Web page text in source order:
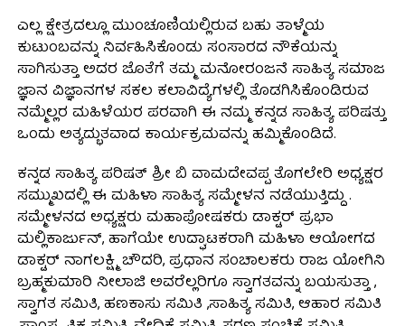
ಎಲ್ಲ ಕ್ಷೇತ್ರದಲ್ಲೂ ಮುಂಚೂಣಿಯಲ್ಲಿರುವ ಬಹು ತಾಳ್ಮೆಯ
ಕುಟುಂಬವನ್ನು ನಿರ್ವಹಿಸಿಕೊಂಡು ಸಂಸಾರದ ನೌಕೆಯನ್ನು
ಸಾಗಿಸುತ್ತಾ ಅದರ ಜೊತೆಗೆ ತಮ್ಮ ಮನೋರಂಜನೆ ಸಾಹಿತ್ಯ ಸಮಾಜ
ಜ್ಞಾನ ವಿಜ್ಞಾನಗಳ ಸಕಲ ಕಲಾವಿದ್ಯೆಗಳಲ್ಲಿ ತೊಡಗಿಸಿಕೊಂಡಿರುವ
ನಮ್ಮೆಲ್ಲರ ಮಹಿಳೆಯರ ಪರವಾಗಿ ಈ ನಮ್ಮ ಕನ್ನಡ ಸಾಹಿತ್ಯ ಪರಿಷತ್ತು
ಒಂದು ಅತ್ಯದ್ಭುತವಾದ ಕಾರ್ಯಕ್ರಮವನ್ನು ಹಮ್ಮಿಕೊಂಡಿದೆ.
ಕನ್ನಡ ಸಾಹಿತ್ಯ ಪರಿಷತ್ ಶ್ರೀ ಬಿ ವಾಮದೇವಪ್ಪ ತೊಗಲೇರಿ ಅಧ್ಯಕ್ಷರ
ಸಮ್ಮುಖದಲ್ಲಿ ಈ ಮಹಿಳಾ ಸಾಹಿತ್ಯ ಸಮ್ಮೇಳನ ನಡೆಯುತ್ತಿದ್ದು .
ಸಮ್ಮೇಳನದ ಅಧ್ಯಕ್ಷರು ಮಹಾಪೋಷಕರು ಡಾಕ್ಟರ್ ಪ್ರಭಾ
ಮಲ್ಲಿಕಾರ್ಜುನ್, ಹಾಗೆಯೇ ಉದ್ಘಾಟಕರಾಗಿ ಮಹಿಳಾ ಆಯೋಗದ
ಡಾಕ್ಟರ್ ನಾಗಲಕ್ಷ್ಮಿ ಚೌದರಿ, ಪ್ರಧಾನ ಸಂಚಾಲಕರು ರಾಜ ಯೋಗಿನಿ
ಬ್ರಹ್ಮಕುಮಾರಿ ನೀಲಾಜಿ ಅವರೆಲ್ಲರಿಗೂ ಸ್ವಾಗತವನ್ನು ಬಯಸುತ್ತಾ ,
ಸ್ವಾಗತ ಸಮಿತಿ, ಹಣಕಾಸು ಸಮಿತಿ ,ಸಾಹಿತ್ಯ ಸಮಿತಿ, ಆಹಾರ ಸಮಿತಿ